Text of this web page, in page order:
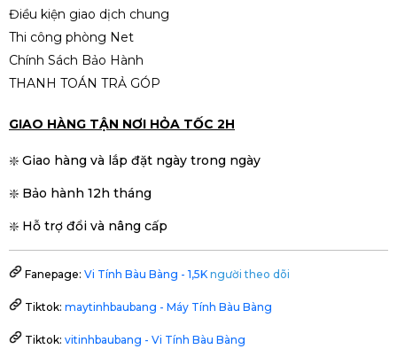
Điều kiện giao dịch chung
Thi công phòng Net
Chính Sách Bảo Hành
THANH TOÁN TRẢ GÓP
GIAO HÀNG TẬN NƠI HỎA TỐC 2H
❇️ Giao hàng và lắp đặt ngày trong ngày
❇️ Bảo hành 12h tháng
❇️ Hỗ trợ đổi và nâng cấp
Fanepage: Vi Tính Bàu Bàng - 1,5K người theo dõi
Tiktok: maytinhbaubang - Máy Tính Bàu Bàng
Tiktok: vitinhbaubang - Vi Tính Bàu Bàng